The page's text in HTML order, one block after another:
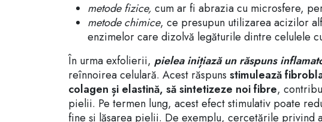
metode fizice, cum ar fi abrazia cu microsfere,
metode chimice, ce presupun utilizarea acizilor
enzimelor care dizolvă legăturile dintre celulele
În urma exfolierii, pielea inițiază un răspuns
reînnoirea celulară. Acest răspuns stimulează
colagen și elastină, să sintetizeze noi fibre,
pielii. Pe termen lung, acest efect stimulativ poate
fine și lăsarea pielii. De exemplu, cercetările privind